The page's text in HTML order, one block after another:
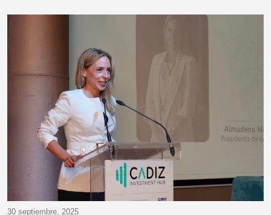
30 septiembre, 2025